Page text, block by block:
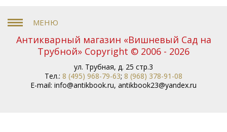
Антикварный магазин «Вишневый Сад на
Трубной» Copyright © 2006 - 2026
ул. Трубная, д. 25 стр.3
Тел.: 8 (495) 968-79-63; 8 (968) 378-91-08
E-mail: info@antikbook.ru, antikbook23@yandex.ru